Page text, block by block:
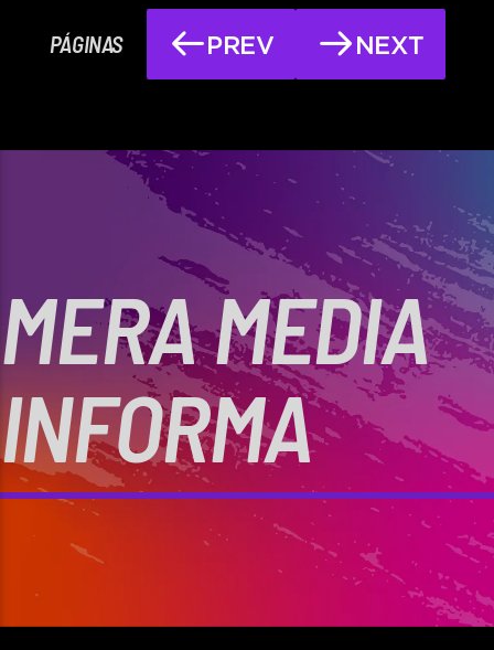
PÁGINAS PREV NEXT
MERA MEDIA
INFORMA